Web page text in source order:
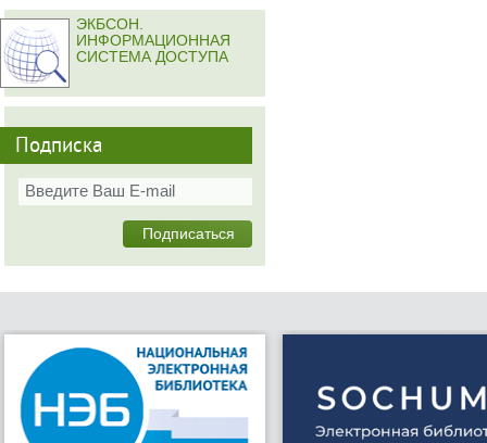
ЭКБСОН.
ИНФОРМАЦИОННАЯ
СИСТЕМА ДОСТУПА
Подписка